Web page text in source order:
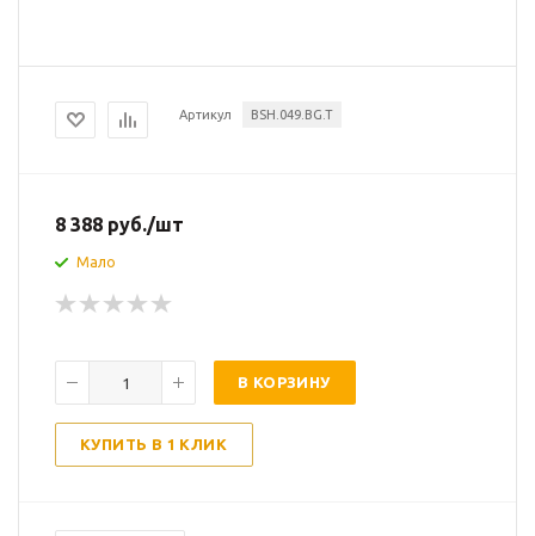
Артикул BSH.049.BG.T
8 388 руб./шт
Мало
В КОРЗИНУ
КУПИТЬ В 1 КЛИК